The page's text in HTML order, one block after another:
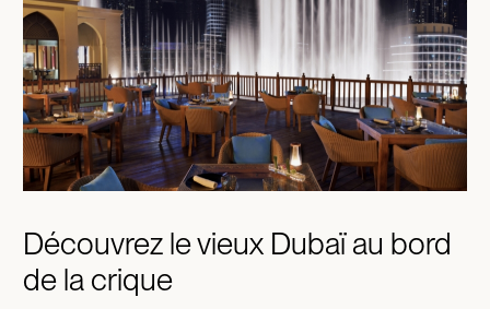
Découvrez le vieux Dubaï au bord
de la crique